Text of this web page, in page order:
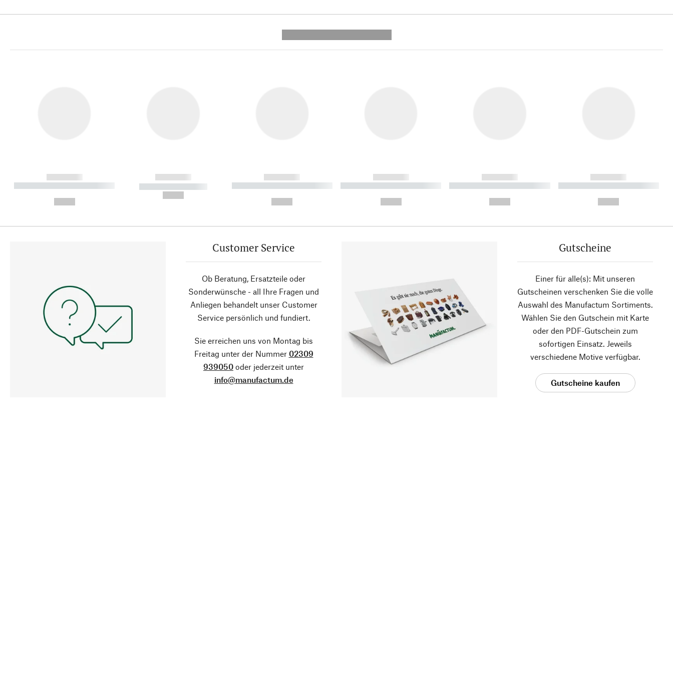
------------
----------- ----------- ----------
------------
----------- -----------
------------
----------- ----------- ----------
------------
----------- ----------- ----------
------------
----------- ----------- ----------
------------
----------- ----------- ----------
Customer Service
Ob Beratung, Ersatzteile oder
Sonderwünsche - all Ihre Fragen und
Anliegen behandelt unser Customer
Service persönlich und fundiert.
Sie erreichen uns von Montag bis
Freitag unter der Nummer 02309
939050 oder jederzeit unter
info@manufactum.de
Gutscheine
Einer für alle(s): Mit unseren
Gutscheinen verschenken Sie die volle
Auswahl des Manufactum Sortiments.
Wählen Sie den Gutschein mit Karte
oder den PDF-Gutschein zum
sofortigen Einsatz. Jeweils
verschiedene Motive verfügbar.
Gutscheine kaufen